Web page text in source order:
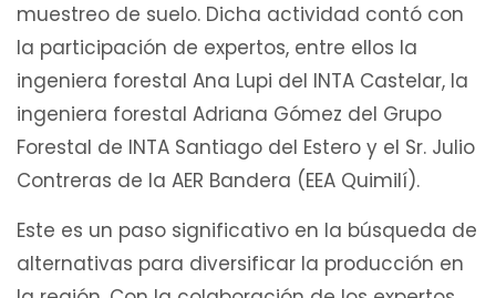
muestreo de suelo. Dicha actividad contó con
la participación de expertos, entre ellos la
ingeniera forestal Ana Lupi del INTA Castelar, la
ingeniera forestal Adriana Gómez del Grupo
Forestal de INTA Santiago del Estero y el Sr. Julio
Contreras de la AER Bandera (EEA Quimilí).
Este es un paso significativo en la búsqueda de
alternativas para diversificar la producción en